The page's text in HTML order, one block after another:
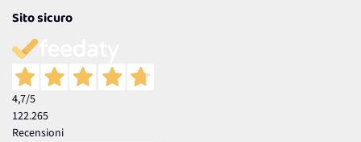
Sito sicuro
4,7/5
122.265
Recensioni